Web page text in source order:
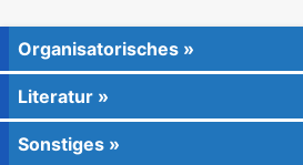
Organisatorisches
Literatur
Sonstiges